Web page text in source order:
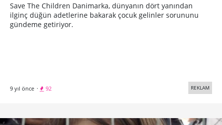
Save The Children Danimarka, dünyanın dört yanından
ilginç düğün adetlerine bakarak çocuk gelinler sorununu
gündeme getiriyor.
9 yıl önce · 92 REKLAM